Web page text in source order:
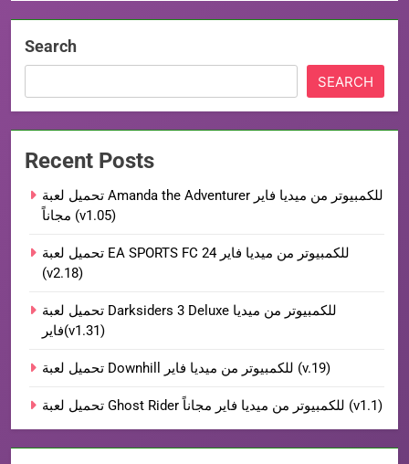
Search
SEARCH
Recent Posts
تحميل لعبة Amanda the Adventurer للكمبيوتر من ميديا فاير
مجاناً (v1.05)
تحميل لعبة EA SPORTS FC 24 للكمبيوتر من ميديا فاير
(v2.18)
تحميل لعبة Darksiders 3 Deluxe للكمبيوتر من ميديا
فاير(v1.31)
تحميل لعبة Downhill للكمبيوتر من ميديا فاير (v.19)
تحميل لعبة Ghost Rider للكمبيوتر من ميديا فاير مجاناً (v1.1)